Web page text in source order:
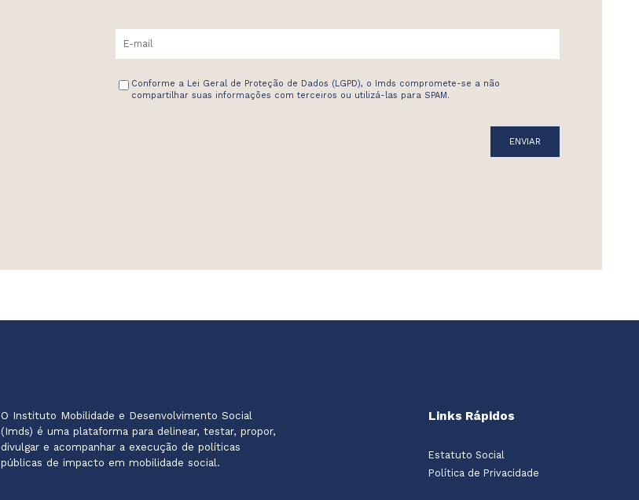
Conforme a Lei Geral de Proteção de Dados (LGPD), o Imds compromete-se a não
compartilhar suas informações com terceiros ou utilizá-las para SPAM.
O Instituto Mobilidade e Desenvolvimento Social
(Imds) é uma plataforma para delinear, testar, propor,
divulgar e acompanhar a execução de políticas
públicas de impacto em mobilidade social.
Links Rápidos
Estatuto Social
Política de Privacidade